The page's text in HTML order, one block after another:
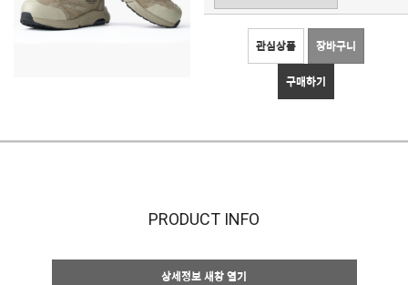
관심상품 장바구니
구매하기
PRODUCT INFO
상세정보 새창 열기